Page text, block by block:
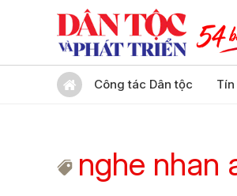
Công tác Dân tộc
nghe nhan